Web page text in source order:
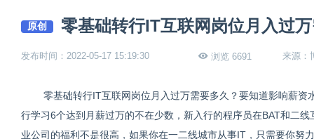
原创 零基础转行IT互联网岗位月入过
发布时间：2022-05-17 15:19:30 浏览 6691 来源：
零基础转行IT互联网岗位月入过万需要多久？要知道影响薪
行学习6个达到月薪过万的不在少数，新入行的程序员在BAT和二
业公司的福利不是很高，如果你在一二线城市从事IT，只需要你努